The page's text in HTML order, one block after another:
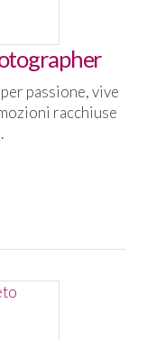
passione, vive
racchiuse